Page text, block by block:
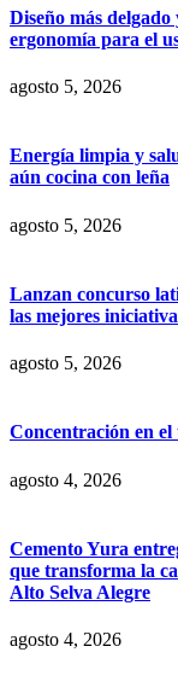
Diseño más
ergonomía para el
agosto 5, 2026
Energía limpia y
aún cocina con leña
agosto 5, 2026
Lanzan concurso
las mejores
agosto 5, 2026
Concentración en
agosto 4, 2026
Cemento Yura
que transforma la
Alto Selva Alegre
agosto 4, 2026